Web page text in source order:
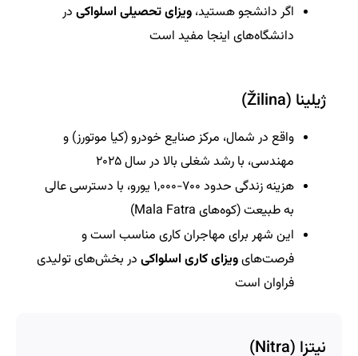
اگر دانشجو هستید، ویزای تحصیلی اسلواکی در
دانشگاه‌های اینجا مفید است
ژیلینا (Žilina)
واقع در شمال، مرکز صنایع خودرو (کیا موتورز) و
مهندسی، با رشد شغلی بالا در سال ۲۰۲۵
هزینه زندگی حدود ۷۰۰-۱,۰۰۰ یورو، با دسترسی عالی
به طبیعت (کوه‌های Mala Fatra)
این شهر برای مهاجران کاری مناسب است و
فرصت‌هایویزای کاری اسلواکی در بخش‌های تولیدی
فراوان است
نیتزا (Nitra)